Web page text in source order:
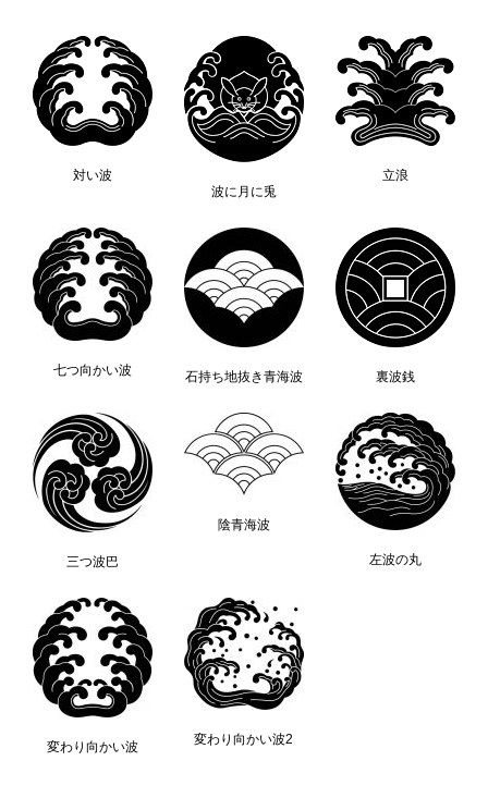
対い波
波に月に兎
立浪
七つ向かい波 石持ち地抜き青海波 裏波銭
三つ波巴
陰青海波
左波の丸
変わり向かい波 変わり向かい波2